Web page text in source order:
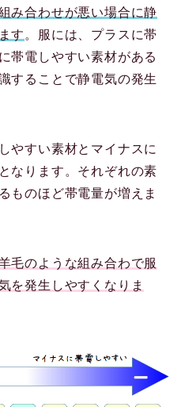
み合わせが悪い場合に静
す 。服には、プラスに帯
帯電しやすい素材がある
することで静電気の発生
やすい素材とマイナスに
なります。それぞれの素
ものほど帯電量が増えま
毛のような組み合わで服
を発生しやすくなりま